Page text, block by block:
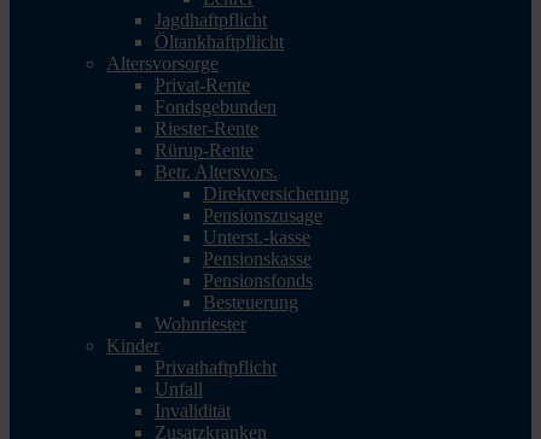
Jagdhaftpflicht
Öltankhaftpflicht
Altersvorsorge
Privat-Rente
Fondsgebunden
Riester-Rente
Rürup-Rente
Betr. Altersvors.
Direktversicherung
Pensionszusage
Unterst.-kasse
Pensionskasse
Pensionsfonds
Besteuerung
Wohnriester
Kinder
Privathaftpflicht
Unfall
Invalidität
Zusatzkranken